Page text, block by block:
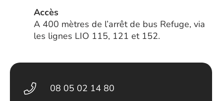
Accès
A 400 mètres de l’arrêt de bus Refuge, via
les lignes LIO 115, 121 et 152.
08 05 02 14 80